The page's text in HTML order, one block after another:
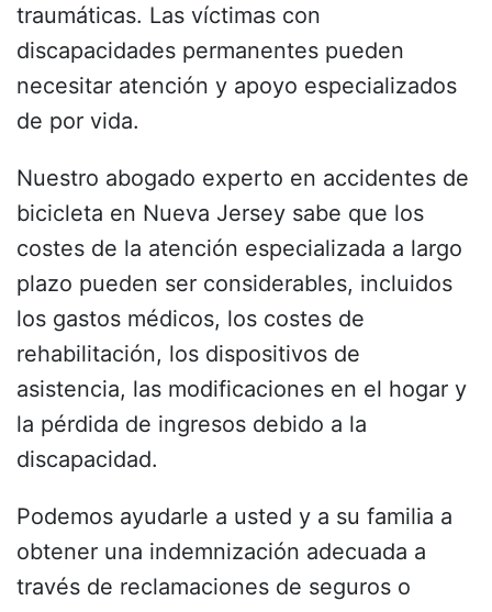
traumáticas. Las víctimas con
discapacidades permanentes pueden
necesitar atención y apoyo especializados
de por vida.
Nuestro abogado experto en accidentes de
bicicleta en Nueva Jersey sabe que los
costes de la atención especializada a largo
plazo pueden ser considerables, incluidos
los gastos médicos, los costes de
rehabilitación, los dispositivos de
asistencia, las modificaciones en el hogar y
la pérdida de ingresos debido a la
discapacidad.
Podemos ayudarle a usted y a su familia a
obtener una indemnización adecuada a
través de reclamaciones de seguros o